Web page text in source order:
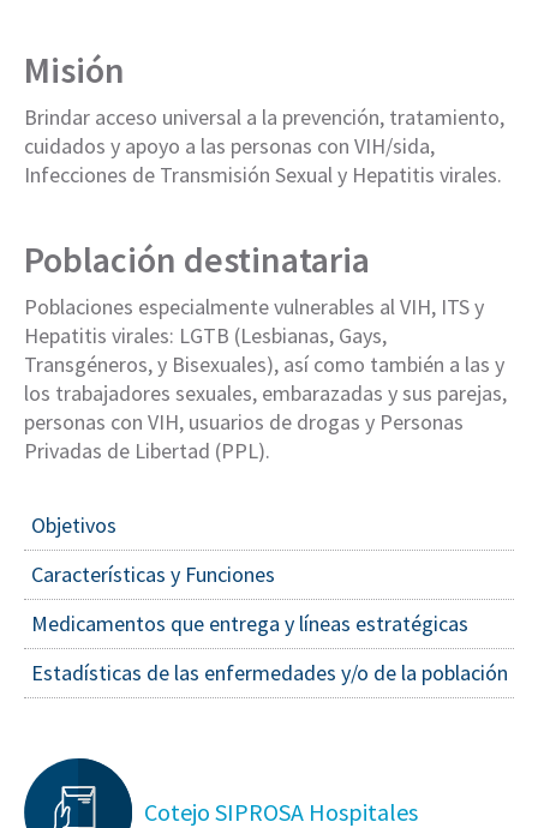
Misión
Brindar acceso universal a la prevención, tratamiento,
cuidados y apoyo a las personas con VIH/sida,
Infecciones de Transmisión Sexual y Hepatitis virales.
Población destinataria
Poblaciones especialmente vulnerables al VIH, ITS y
Hepatitis virales: LGTB (Lesbianas, Gays,
Transgéneros, y Bisexuales), así como también a las y
los trabajadores sexuales, embarazadas y sus parejas,
personas con VIH, usuarios de drogas y Personas
Privadas de Libertad (PPL).
Objetivos
Características y Funciones
Medicamentos que entrega y líneas estratégicas
Estadísticas de las enfermedades y/o de la población
Cotejo SIPROSA Hospitales